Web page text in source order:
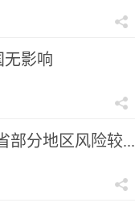
无影响
部分地区风险较...